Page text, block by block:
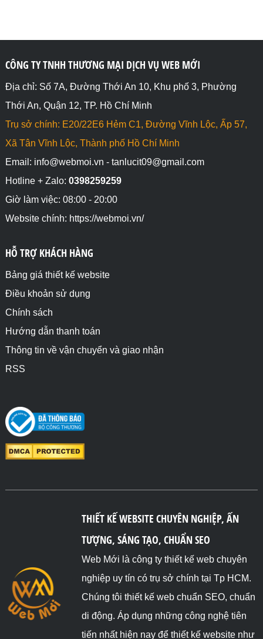
CÔNG TY TNHH THƯƠNG MẠI DỊCH VỤ WEB MỚI
Địa chỉ: Số 7A, Đường Thới An 10, Khu phố 3, Phường
Thới An, Quận 12, TP. Hồ Chí Minh
Trụ sở chính: E20/22E6 Hẻm C1, Đường Vĩnh Lộc, Ấp 57,
Xã Tân Vĩnh Lộc, Thành phố Hồ Chí Minh
Email: info@webmoi.vn - tanlucit09@gmail.com
Hotline + Zalo: 0398259259
Giờ làm việc: 08:00 - 20:00
Website chính: https://webmoi.vn/
HỖ TRỢ KHÁCH HÀNG
Bảng giá thiết kế website
Điều khoản sử dụng
Chính sách
Hướng dẫn thanh toán
Thông tin về vận chuyển và giao nhận
RSS
THIẾT KẾ WEBSITE CHUYÊN NGHIỆP, ẤN
TƯỢNG, SÁNG TẠO, CHUẨN SEO
Web Mới là công ty thiết kế web chuyên
nghiệp uy tín có trụ sở chính tại Tp HCM.
Chúng tôi thiết kế web chuẩn SEO, chuẩn
di động. Áp dụng những công nghệ tiên
tiến nhất hiện nay để thiết kế website như